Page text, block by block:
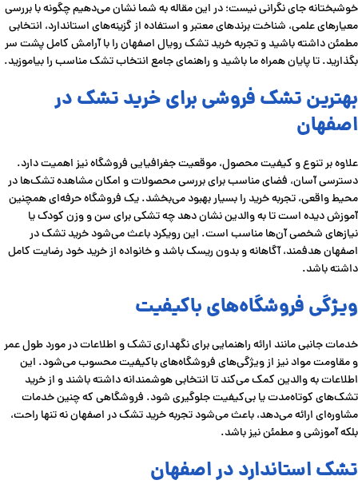
خوشبختانه جای نگرانی نیست؛ در این مقاله به شما نشان می‌دهیم چگونه با بررسی
معیارهای علمی، شناخت برندهای معتبر و استفاده از گزینه‌های استاندارد، انتخابی
مطمئن داشته باشید و تجربه خرید تشک رویال اصفهان را با آرامش کامل پشت سر
بگذارید. تا پایان همراه ما باشید و راهنمای جامع انتخاب تشک مناسب را بیاموزید.
بهترین تشک فروشی برای خرید تشک در
اصفهان
علاوه بر تنوع و کیفیت محصول، موقعیت جغرافیایی فروشگاه نیز اهمیت دارد.
دسترسی آسان، فضای مناسب برای بررسی محصولات و امکان مشاهده تشک‌ها در
محیط واقعی، تجربه خرید را بسیار بهبود می‌بخشد. یک فروشگاه حرفه‌ای همچنین
آموزش دیده است تا به والدین نشان دهد چه تشکی برای سن و وزن کودک یا
نیازهای شخصی آن‌ها مناسب است. این رویکرد باعث می‌شود خرید تشک در
اصفهان هدفمند، آگاهانه و بدون ریسک باشد و خانواده از خرید خود رضایت کامل
داشته باشد.
ویژگی فروشگاه‌های باکیفیت
خدمات جانبی مانند ارائه راهنمایی برای نگهداری تشک و اطلاعات در مورد طول عمر
و مقاومت مواد نیز از ویژگی‌های فروشگاه‌های باکیفیت محسوب می‌شود. این
اطلاعات به والدین کمک می‌کند تا انتخابی هوشمندانه داشته باشند و از خرید
تشک‌های کوتاه‌مدت یا بی‌کیفیت جلوگیری شود. فروشگاهی که چنین خدمات
مشاوره‌ای ارائه می‌دهد، باعث می‌شود تجربه خرید تشک در اصفهان نه تنها راحت،
بلکه آموزشی و مطمئن نیز باشد.
تشک استاندارد در اصفهان